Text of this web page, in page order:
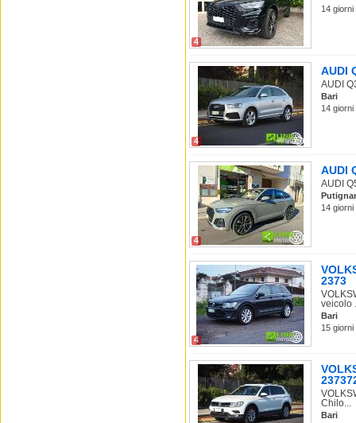
4
14
4
AUDI
AUDI
Bari
14
4
AUDI
AUDI
14
4
2373
veicolo
Bari
15
Chilo...
Bari